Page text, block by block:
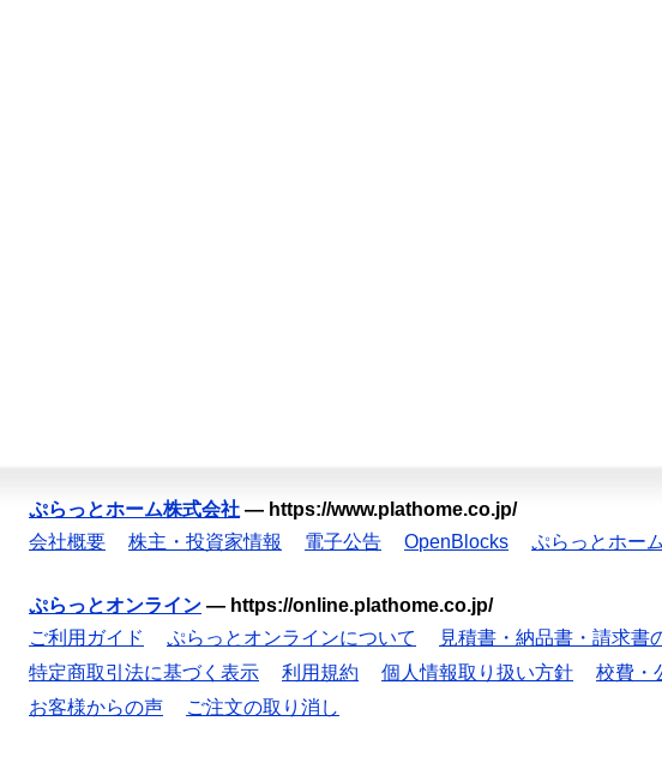
ぷらっとホーム株式会社 — https://www.plathome.co.jp/
会社概要
株主・投資家情報 電子公告 OpenBlocks ぷらっとホー
ぷらっとオンライン — https://online.plathome.co.jp/
ご利用ガイド
ぷらっとオンラインについて 見積書・納品書・請求書
特定商取引法に基づく表示
利用規約 個人情報取り扱い方針 校費・
お客様からの声
ご注文の取り消し